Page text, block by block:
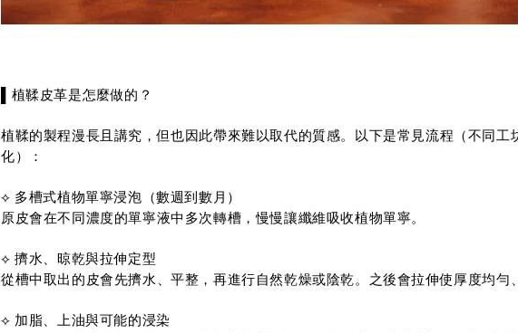
▌植鞣皮革是怎麼做的？
植鞣的製程漫長且講究，但也因此帶來難以取代的質感。以下是常見流程（不同工
化）：
⟡ 多槽式植物單寧浸泡（數週到數月）
原皮會在不同濃度的單寧液中多次轉槽，慢慢讓纖維吸收植物單寧。
⟡ 擠水、晾乾與拉伸定型
從槽中取出的皮會先擠水、平整，再進行自然乾燥或陰乾。之後會拉伸使厚度均勻
⟡ 加脂、上油與可能的浸染